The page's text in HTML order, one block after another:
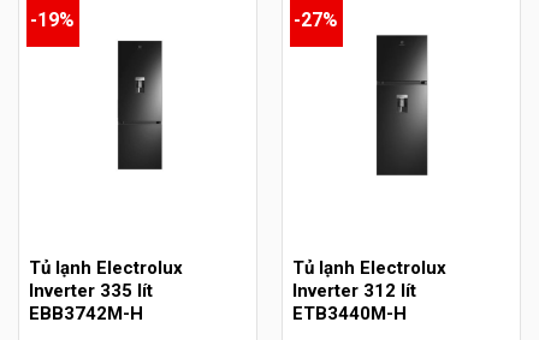
-19%
Tủ lạnh Electrolux
Inverter 335 lít
EBB3742M-H
-27%
Tủ lạnh Electrolux
Inverter 312 lít
ETB3440M-H